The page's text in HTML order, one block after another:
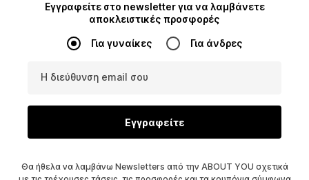
Εγγραφείτε στο newsletter για να λαμβάνετε
αποκλειστικές προσφορές
Για γυναίκες Για άνδρες
Η διεύθυνση email σου
Εγγραφείτε
Θα ήθελα να λαμβάνω Newsletters από την ABOUT YOU σχετικά